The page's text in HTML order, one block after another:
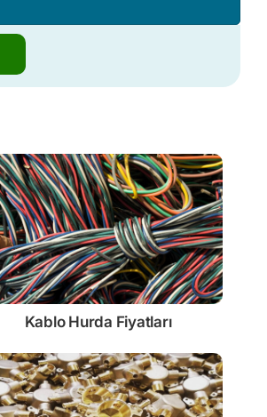
Kablo Hurda Fiyatları